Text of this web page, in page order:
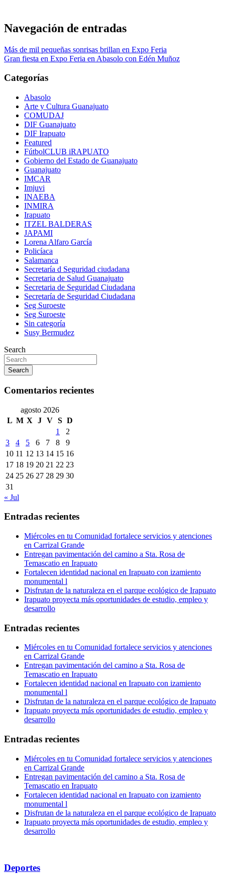
Navegación de entradas
Más de mil pequeñas sonrisas brillan en Expo Feria
Gran fiesta en Expo Feria en Abasolo con Edén Muñoz
Categorías
Abasolo
Arte y Cultura Guanajuato
COMUDAJ
DIF Guanajuato
DIF Irapuato
Featured
FútbolCLUB iRAPUATO
Gobierno del Estado de Guanajuato
Guanajuato
IMCAR
Imjuvi
INAEBA
INMIRA
Irapuato
ITZEL BALDERAS
JAPAMI
Lorena Alfaro García
Policíaca
Salamanca
Secretaría d Seguridad ciudadana
Secretaria de Salud Guanajuato
Secretaria de Seguridad Ciudadana
Secretaría de Seguridad Ciudadana
Seg Suroeste
Seg Suroeste
Sin categoría
Susy Bermudez
Search
Search
Comentarios recientes
agosto 2026
L M X J V S D
1
2
3
4 5 6 7 8
9
10 11 12 13 14 15 16
17 18 19 20 21 22 23
24 25 26 27 28 29 30
31
« Jul
Entradas recientes
Miércoles en tu Comunidad fortalece servicios y atenciones
en Carrizal Grande
Entregan pavimentación del camino a Sta. Rosa de
Temascatio en Irapuato
Fortalecen identidad nacional en Irapuato con izamiento
monumental l
Disfrutan de la naturaleza en el parque ecológico de Irapuato
Irapuato proyecta más oportunidades de estudio, empleo y
desarrollo
Entradas recientes
Miércoles en tu Comunidad fortalece servicios y atenciones
en Carrizal Grande
Entregan pavimentación del camino a Sta. Rosa de
Temascatio en Irapuato
Fortalecen identidad nacional en Irapuato con izamiento
monumental l
Disfrutan de la naturaleza en el parque ecológico de Irapuato
Irapuato proyecta más oportunidades de estudio, empleo y
desarrollo
Entradas recientes
Miércoles en tu Comunidad fortalece servicios y atenciones
en Carrizal Grande
Entregan pavimentación del camino a Sta. Rosa de
Temascatio en Irapuato
Fortalecen identidad nacional en Irapuato con izamiento
monumental l
Disfrutan de la naturaleza en el parque ecológico de Irapuato
Irapuato proyecta más oportunidades de estudio, empleo y
desarrollo
Deportes